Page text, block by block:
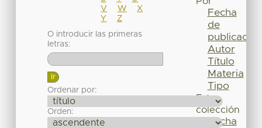
V
W
X
Y
Z
O introducir las primeras
letras:
Ordenar por:
Orden:
Fecha
de
publicación
Autor
Título
Materia
Tipo
Esta
colección
Fecha